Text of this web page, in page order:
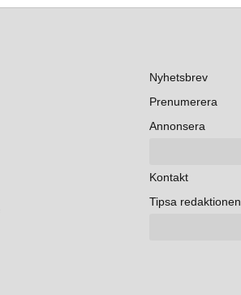
Nyhetsbrev
Prenumerera
Annonsera
Kontakt
Tipsa redaktionen